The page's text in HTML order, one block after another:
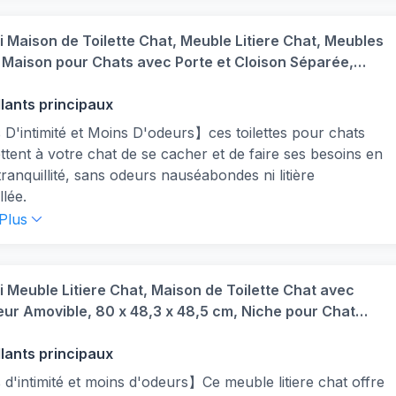
à double sens. Si votre chat est un débutant, vous
retirer la porte
Maison de Toilette Chat, Meuble Litiere Chat, Meubles
pour Chats avec Porte et Cloison Séparée,
en Bois Domestique, 80 x 50 x 61 cm, Blanc et
principaux
D'intimité et Moins D'odeurs】ces toilettes pour chats
à votre chat de se cacher et de faire ses besoins en
sans odeurs nauséabondes ni litière
Qualité】Fabriqué à partir de panneaux de
60 kg pour le haut).
Pour Chat Multifonctionnelle】La parfaite table de
la litière de votre chat, l'élégant mobilier blanc et or
avec votre décoration d'intérieur.
à Assembler】Avec des instructions détaillées mais
à suivre, tous les outils nécessaires sont inclus et il y a
Meuble Litiere Chat, Maison de Toilette Chat avec
Amovible, 80 x 48,3 x 48,5 cm, Niche pour Chat
Réglable sur Le Panneau Latéral, Coins
Blanc CB01403X
principaux
d'intimité et moins d'odeurs】Ce meuble litiere chat offre